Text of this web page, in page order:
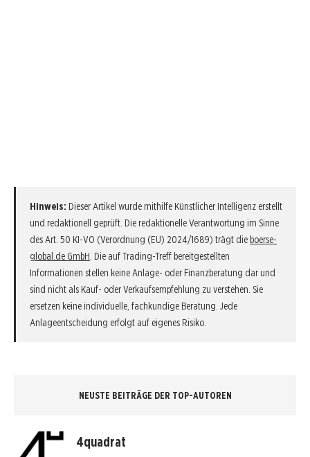
Hinweis: Dieser Artikel wurde mithilfe Künstlicher Intelligenz erstellt
und redaktionell geprüft. Die redaktionelle Verantwortung im Sinne
des Art. 50 KI-VO (Verordnung (EU) 2024/1689) trägt die boerse-
global.de GmbH . Die auf Trading-Treff bereitgestellten
Informationen stellen keine Anlage- oder Finanzberatung dar und
sind nicht als Kauf- oder Verkaufsempfehlung zu verstehen. Sie
ersetzen keine individuelle, fachkundige Beratung. Jede
Anlageentscheidung erfolgt auf eigenes Risiko.
NEUSTE BEITRÄGE DER TOP-AUTOREN
4quadrat